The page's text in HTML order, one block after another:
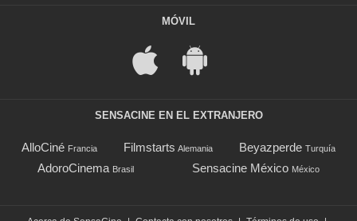
MÓVIL
SENSACINE EN EL EXTRANJERO
AlloCiné Francia Filmstarts Alemania Beyazperde Turquía
AdoroCinema Brasil Sensacine México México